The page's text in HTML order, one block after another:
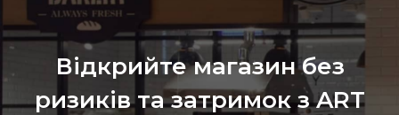
Відкрийте магазин без
ризиків та затримок з ART